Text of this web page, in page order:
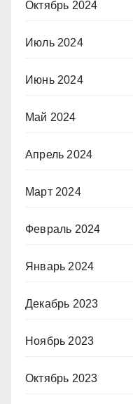
Октябрь 2024
Июль 2024
Июнь 2024
Май 2024
Апрель 2024
Март 2024
Февраль 2024
Январь 2024
Декабрь 2023
Ноябрь 2023
Октябрь 2023